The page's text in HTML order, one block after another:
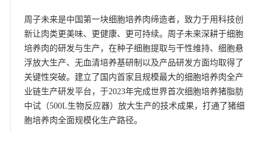
周子未来是中国第一块细胞培养肉缔造者，致力于用科技创
新让肉类更美味、更健康、更可持续。周子未来深耕于细胞
培养肉的研发与生产，在种子细胞提取与干性维持、细胞悬
浮放大生产、无血清培养基研制以及产品研发方面均取得了
关键性突破。建立了国内首家且规模最大的细胞培养肉全产
业链生产研发平台，于2023年完成世界首次细胞培养猪脂肪
中试（500L生物反应器）放大生产的技术成果，打通了猪细
胞培养肉全面规模化生产路径。